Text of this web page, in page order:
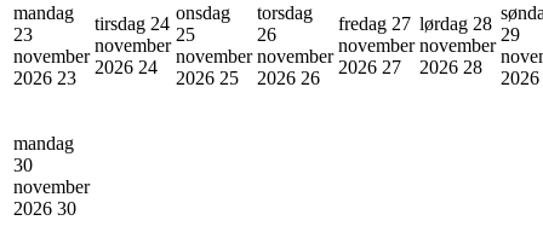
mandag
23
november
2026 23
tirsdag 24
november
2026 24
onsdag
25
november
2026 25
torsdag
26
november
2026 26
fredag 27
november
2026 27
lørdag 28
november
2026 28
29
2026
mandag
30
november
2026 30